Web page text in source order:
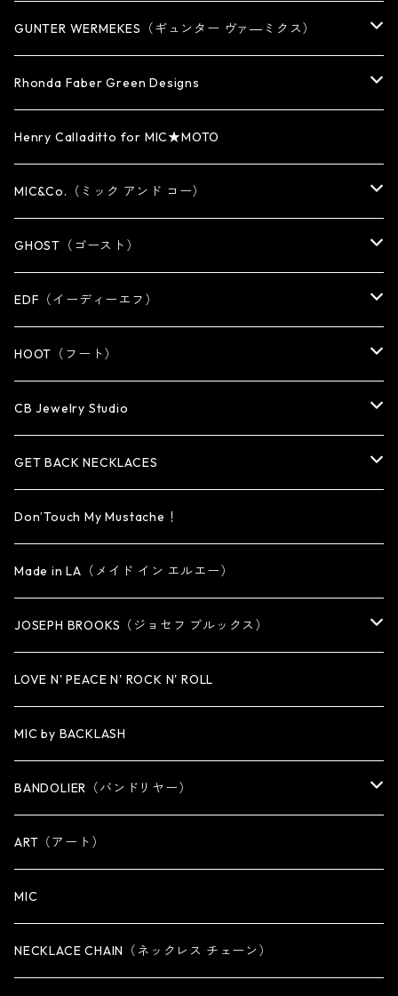
BRACELET
WATCH BAND
CUFF・BUNGLE
NECKLACE
KEY CHAIN
WALLET CHAIN
WALLET・CARD CASE
HAT・CAP
OTHER
KEY CHAIN
EARRING
PENDANT
BRACELET/CUFF
NECKLACE
WALLET
WALLET CHAIN
KEY CHAIN
OTHER ITEM
reMIC
RING
BRACELET
PENDANT / NECKLACE
GUNTER WERMEKES（ギュンター ヴァ―ミクス）
RING
PENDANT / NECKLACE
EARRING
OTHER
Rhonda Faber Green Designs
RING
PENDANT
EARRING
Henry Calladitto for MIC★MOTO
MIC&Co.（ミック アンド コー）
RING
EARRING
PENDANT
NECKLACE
BRACELET
KEY CHAIN
OTHER
GHOST（ゴースト）
RING
EARRING
PENDANT
NECKLACE
BRACELET
CUFF
KEY CHAIN
WALLET CHAIN
WALLET
OTHER
EDF（イーディーエフ）
RING
PENDANT
CUFF・BANGLE
HOOT（フート）
RING
EARRING
PENDANT
BRACELET
CUFF・BANGLE
NECKLACE
KEY CHAIN
WALLET CHAIN
OTHER
CB Jewelry Studio
RING
EARRING・EAR CUFF
PENDANT
NECKLACE
BRACELET
GET BACK NECKLACES
ORIGINAL COLLECTION
SMALL
MEDIUM
Don’Touch My Mustache！
Made in LA（メイド イン エルエー）
JOSEPH BROOKS（ジョセフ ブルックス）
BRACELET
NECKLACE
LOVE N' PEACE N' ROCK N' ROLL
MIC by BACKLASH
BANDOLIER（バンドリヤー）
iPhone 14専用ケース
iPhone 14 Plus専用ケース
iPhone 14 Pro専用ケース
ART（アート）
MIC
NECKLACE CHAIN（ネックレス チェーン）